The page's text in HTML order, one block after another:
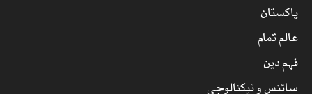
پاکستان
عالم تمام
فہم دین